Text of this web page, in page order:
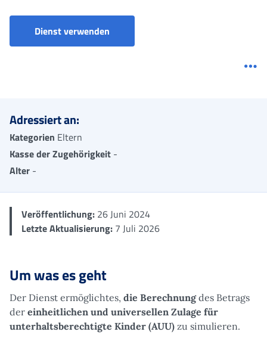
Dienst verwenden
Adressiert an:
Kategorien Eltern
Kasse der Zugehörigkeit -
Alter -
Veröffentlichung: 26 Juni 2024
Letzte Aktualisierung: 7 Juli 2026
Um was es geht
Der Dienst ermöglichtes, die Berechnungdes Betrags
der einheitlichen und universellen Zulage für
unterhaltsberechtigte Kinder (AUU) zu simulieren.